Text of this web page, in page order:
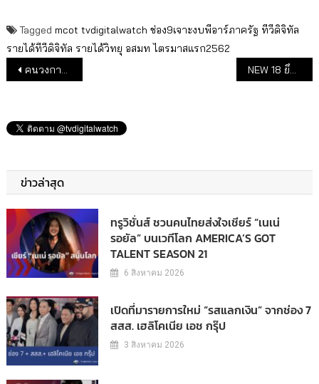
Tagged mcot tvdigitalwatch ช่อง9เจาะงบพีอาร์ภาครัฐ ทีวีดิจิทัล
รายได้ทีวีดิจิทัล รายได้วิทยุ อสมท ไตรมาสแรก2562
แนะแนวเรื่อง
คนวงการทีวี ในเวที สว. NEW 18 ยึดช่องข่าวและสารคดีบนทีวีดิจิทัล
ข่าวล่าสุด
ทรูวิชั่นส์ ชวนคนไทยส่งใจเชียร์ “เนเน่
รอยัล” บนเวทีโลก AMERICA’S GOT
TALENT SEASON 21
6 สิงหาคม 2026
เปิดที่มารายการใหม่ “รสแลกเงิน” จากช่อง 7
สสส. เฮลิโคเนีย เอช กรุ๊ป
3 สิงหาคม 2026